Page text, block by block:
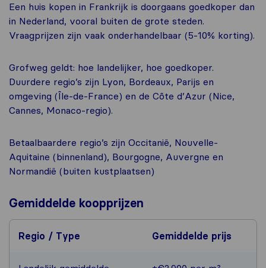
Een huis kopen in Frankrijk is doorgaans goedkoper dan
in Nederland, vooral buiten de grote steden.
Vraagprijzen zijn vaak onderhandelbaar (5-10% korting).
Grofweg geldt: hoe landelijker, hoe goedkoper.
Duurdere regio’s zijn Lyon, Bordeaux, Parijs en
omgeving (Île-de-France) en de Côte d’Azur (Nice,
Cannes, Monaco-regio).
Betaalbaardere regio’s zijn Occitanië, Nouvelle-
Aquitaine (binnenland), Bourgogne, Auvergne en
Normandië (buiten kustplaatsen)
Gemiddelde koopprijzen
Regio / Type Gemiddelde prijs